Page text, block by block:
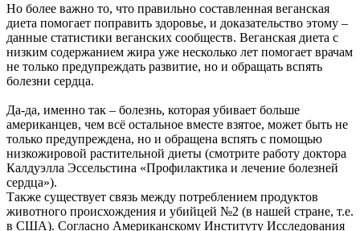
Но более важно то, что правильно составленная веганская
диета помогает поправить здоровье, и доказательство этому –
данные статистики веганских сообществ. Веганская диета с
низким содержанием жира уже несколько лет помогает врачам
не только предупреждать развитие, но и обращать вспять
болезни сердца.
Да-да, именно так – болезнь, которая убивает больше
американцев, чем всё остальное вместе взятое, может быть не
только предупреждена, но и обращена вспять с помощью
низкожировой растительной диеты (смотрите работу доктора
Калдуэлла Эссельстина «Профилактика и лечение болезней
сердца»).
Также существует связь между потреблением продуктов
животного происхождения и убийцей №2 (в нашей стране, т.е.
в США). Согласно Американскому Институту Исследования